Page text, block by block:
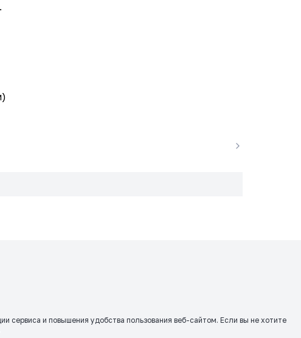
сервиса и повышения удобства пользования веб-сайтом. Если вы не хотите